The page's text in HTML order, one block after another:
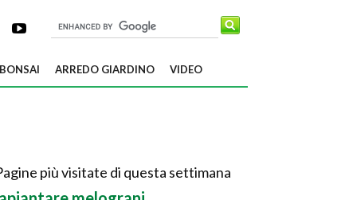
BONSAI ARREDO GIARDINO VIDEO
più visitate di questa settimana